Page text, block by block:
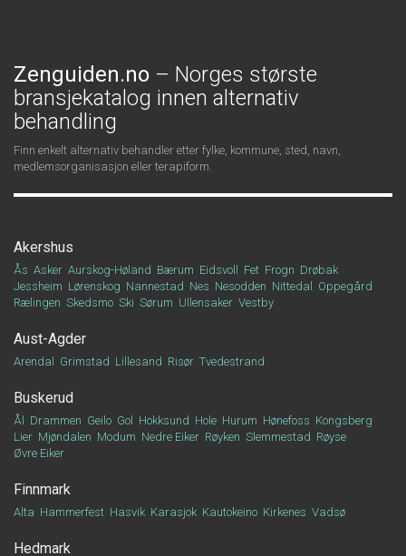
Zenguiden.no – Norges største
bransjekatalog innen alternativ
behandling
Finn enkelt alternativ behandler etter fylke, kommune, sted, navn,
medlemsorganisasjon eller terapiform.
Akershus
Ås Asker Aurskog-Høland Bærum Eidsvoll Fet Frogn Drøbak
Jessheim Lørenskog Nannestad Nes Nesodden Nittedal
Oppegård
Rælingen Skedsmo Ski Sørum Ullensaker Vestby
Aust-Agder
Arendal Grimstad Lillesand Risør Tvedestrand
Buskerud
Ål Drammen Geilo Gol Hokksund Hole Hurum Hønefoss Kongsberg
Lier Mjøndalen Modum Nedre Eiker Røyken Slemmestad Røyse
Øvre Eiker
Finnmark
Alta Hammerfest Hasvik Karasjok Kautokeino Kirkenes Vadsø
Hedmark